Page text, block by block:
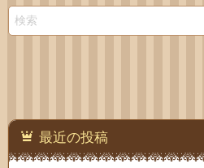
最近の投稿